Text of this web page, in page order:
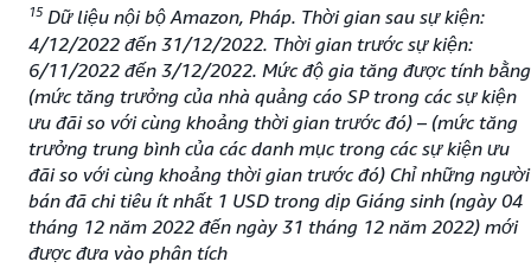
15 Dữ liệu nội bộ Amazon, Pháp. Thời gian sau sự kiện:
4/12/2022 đến 31/12/2022. Thời gian trước sự kiện:
6/11/2022 đến 3/12/2022. Mức độ gia tăng được tính bằng
(mức tăng trưởng của nhà quảng cáo SP trong các sự kiện
ưu đãi so với cùng khoảng thời gian trước đó) – (mức tăng
trưởng trung bình của các danh mục trong các sự kiện ưu
đãi so với cùng khoảng thời gian trước đó) Chỉ những người
bán đã chi tiêu ít nhất 1 USD trong dịp Giáng sinh (ngày 04
tháng 12 năm 2022 đến ngày 31 tháng 12 năm 2022) mới
được đưa vào phân tích